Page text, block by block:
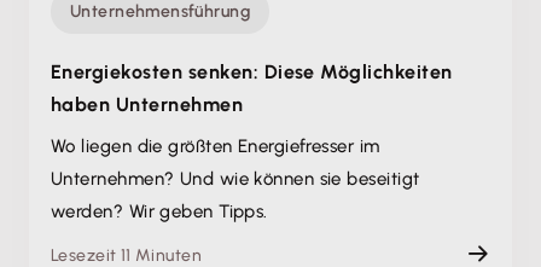
Unternehmensführung
Energiekosten senken: Diese Möglichkeiten
haben Unternehmen
Wo liegen die größten Energiefresser im
Unternehmen? Und wie können sie beseitigt
werden? Wir geben Tipps.
Lesezeit 11 Minuten